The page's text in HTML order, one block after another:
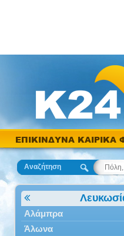
ΕΠΙΚΙΝΔΥΝΑ ΚΑΙΡΙΚΑ
Αναζήτηση
Αλάμπρα
Άλωνα